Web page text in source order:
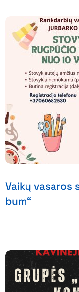
Vaikų vasaros
bum“